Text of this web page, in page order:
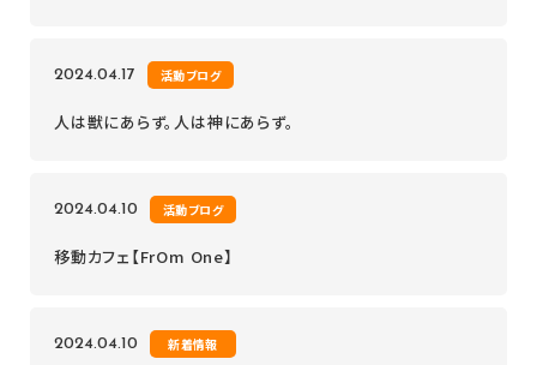
2024.04.17 活動ブログ
人は獣にあらず。人は神にあらず。
2024.04.10 活動ブログ
移動カフェ【FrOm One】
2024.04.10 新着情報